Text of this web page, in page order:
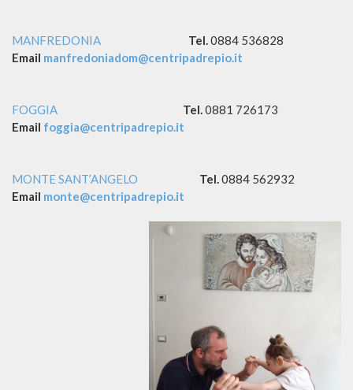
MANFREDONIA Tel. 0884 536828
Email manfredoniadom@centripadrepio.it
FOGGIA Tel. 0881 726173
Email foggia@centripadrepio.it
MONTE SANT’ANGELO Tel. 0884 562932
Email monte@centripadrepio.it